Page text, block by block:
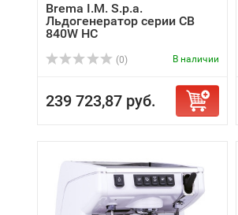
Brema I.M. S.p.a.
Льдогенератор серии CB
840W HC
(0) В наличии
239 723,87 руб.